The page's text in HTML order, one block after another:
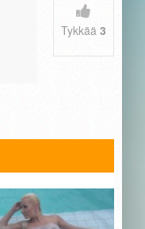
Tykkää 3